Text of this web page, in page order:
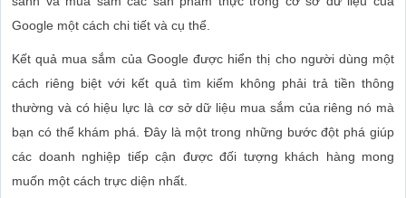
Google một cách chi tiết và cụ thể.
Kết quả mua sắm của Google được hiển thị cho người dùng một
cách riêng biệt với kết quả tìm kiếm không phải trả tiền thông
thường và có hiệu lực là cơ sở dữ liệu mua sắm của riêng nó mà
bạn có thể khám phá. Đây là một trong những bước đột phá giúp
các doanh nghiệp tiếp cận được đối tượng khách hàng mong
muốn một cách trực diện nhất.